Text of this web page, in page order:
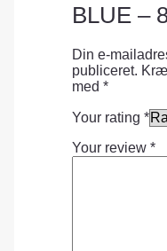
BLUE –
Din e-
publiceret.
med *
Your rating *
Your review *